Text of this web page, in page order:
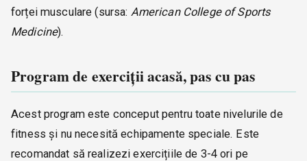
forței musculare (sursa: American College of Sports
Medicine).
Program de exerciții acasă, pas cu pas
Acest program este conceput pentru toate nivelurile de
fitness și nu necesită echipamente speciale. Este
recomandat să realizezi exercițiile de 3-4 ori pe